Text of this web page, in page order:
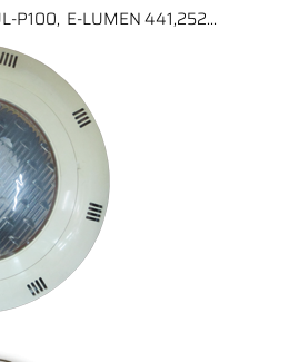
P100, E-LUMEN 441,252...